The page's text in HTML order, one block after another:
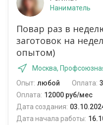
Наниматель
Повар раз в
заготовок на
опытом)
Москва,
Опыт: любой Оплата:
Оплата: 12000 руб/мес
Дата создания:
Дата начала работы: